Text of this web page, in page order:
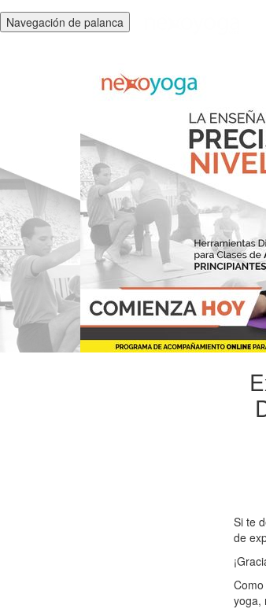
Navegación de palanca
Si te
de
yoga,